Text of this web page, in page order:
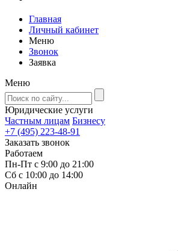
Главная
Личный кабинет
Меню
Звонок
Заявка
Меню
Юридические услуги
Частным лицам Бизнесу
+7 (495) 223-48-91
Заказать звонок
Работаем
Пн-Пт с 9:00 до 21:00
Сб с 10:00 до 14:00
Онлайн